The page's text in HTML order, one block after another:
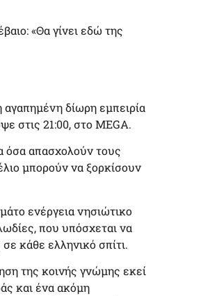
«Θα γίνει εδώ της
αγαπημένη δίωρη εμπειρία
στις 21:00, στο MEGA.
όσα απασχολούν τους
μπορούν να ξορκίσουν
ενέργεια νησιώτικο
που υπόσχεται να
κάθε ελληνικό σπίτι.
της κοινής γνώμης εκεί
και ένα ακόμη